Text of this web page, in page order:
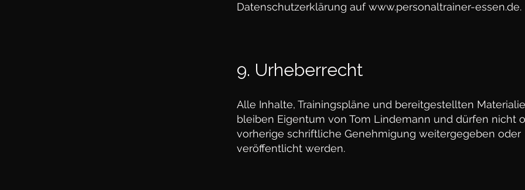
Datenschutzerklärung aufwww.personaltrainer-essen.de.
9. Urheberrecht
Alle Inhalte, Trainingspläne und bereitgestellten
bleiben Eigentum von Tom Lindemann und dürfen nicht
vorherige schriftliche Genehmigung weitergegeben oder
veröffentlicht werden.